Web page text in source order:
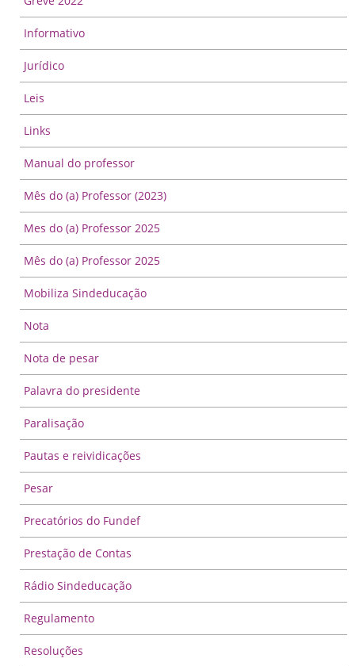
Informativo
Jurídico
Leis
Links
Manual do professor
Mês do (a) Professor (2023)
Mes do (a) Professor 2025
Mês do (a) Professor 2025
Mobiliza Sindeducação
Nota
Nota de pesar
Palavra do presidente
Paralisação
Pautas e reividicações
Pesar
Precatórios do Fundef
Prestação de Contas
Rádio Sindeducação
Regulamento
Resoluções